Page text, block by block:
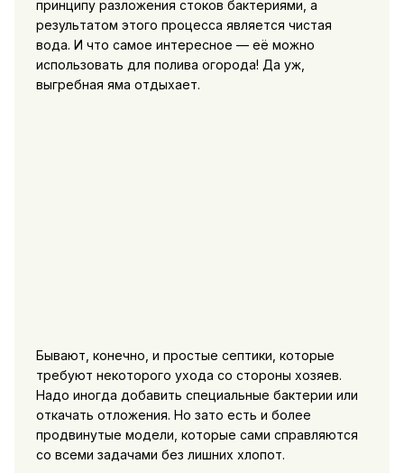
принципу разложения стоков бактериями, а
результатом этого процесса является чистая
вода. И что самое интересное — её можно
использовать для полива огорода! Да уж,
выгребная яма отдыхает.
Бывают, конечно, и простые септики, которые
требуют некоторого ухода со стороны хозяев.
Надо иногда добавить специальные бактерии или
откачать отложения. Но зато есть и более
продвинутые модели, которые сами справляются
со всеми задачами без лишних хлопот.